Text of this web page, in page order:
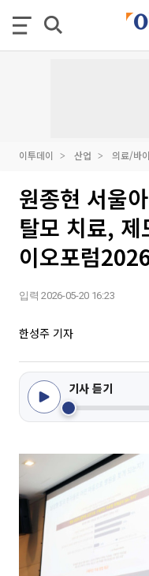
이투데이 산업 의료/바
원종현 서울
탈모 치료,
이오포럼
입력 2026-05-20 16:23
한성주 기자
기사 듣기